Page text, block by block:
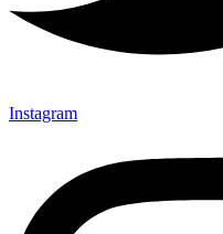
Instagram